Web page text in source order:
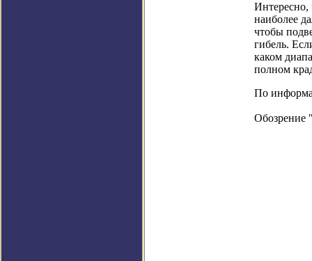
Интересно,
наиболее
чтобы
гибель.
каком
полном
По
Обозрение